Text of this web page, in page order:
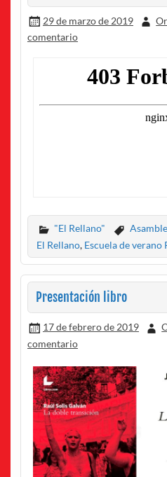
29 de marzo de 2019
comentario
"El Rellano"
El Rellano, Escuela de verano
Presentación libro
17 de febrero de 2019
comentario